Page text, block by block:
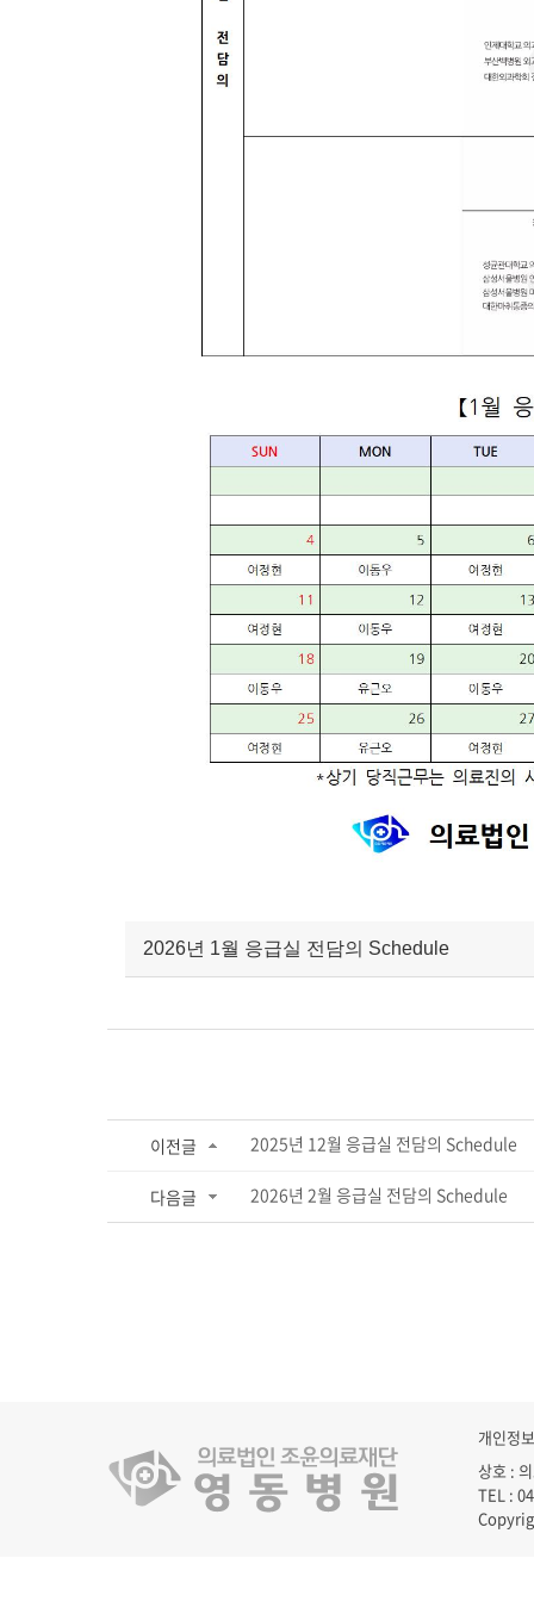
2026년 1월 응급실 전담의 Schedule
이전글 2025년 12월 응급실 전담의 Schedule
다음글 2026년 2월 응급실 전담의 Schedule
개인정
상호 :
TEL :